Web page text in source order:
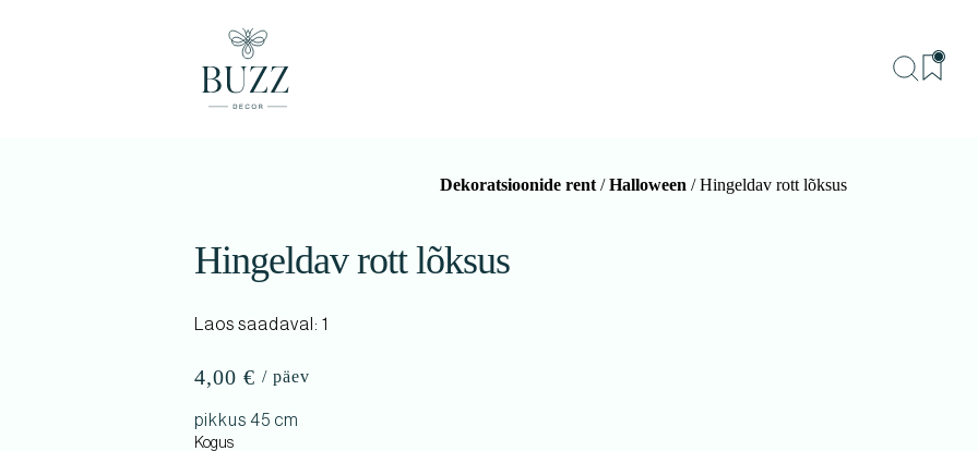
Dekoratsioonide rent /Halloween / Hingeldav rott lõksus
Hingeldav rott lõksus
Laos saadaval: 1
4,00€
pikkus 45 cm